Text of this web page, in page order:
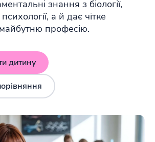
знання з біології,
психології, а й дає чітке
професію.
дитину